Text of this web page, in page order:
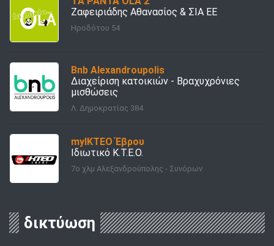
Ζαφειριάδης Αθανασίος & ΣΙΑ ΕΕ
Ηροδότου 54
Bnb Alexandroupolis
Διαχείριση κατοικιών - Bραχυχρόνιες
μισθώσεις
Λ. Δημοκρατίας 384
myΙΚΤΕΟ Έβρου
Ιδιωτικό Κ.Τ.Ε.Ο.
7ο χλμ Αλεξανδρούπολης - Συνόρων
δικτύωση